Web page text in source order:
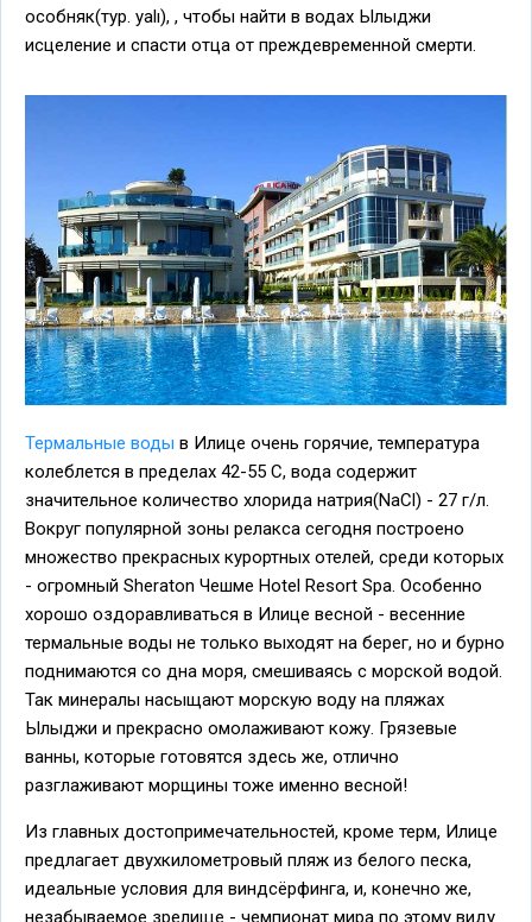
особняк(тур. yalı), , чтобы найти в водах Ылыджи
исцеление и спасти отца от преждевременной смерти.
Термальные воды в Илице очень горячие, температура
колеблется в пределах 42-55 С, вода содержит
значительное количество хлорида натрия(NaCl) - 27 г/л.
Вокруг популярной зоны релакса сегодня построено
множество прекрасных курортных отелей, среди которых
- огромный Sheraton Чешме Hotel Resort Spa. Особенно
хорошо оздоравливаться в Илице весной - весенние
термальные воды не только выходят на берег, но и бурно
поднимаются со дна моря, смешиваясь с морской водой.
Так минералы насыщают морскую воду на пляжах
Ылыджи и прекрасно омолаживают кожу. Грязевые
ванны, которые готовятся здесь же, отлично
разглаживают морщины тоже именно весной!
Из главных достопримечательностей, кроме терм, Илице
предлагает двухкилометровый пляж из белого песка,
идеальные условия для виндсёрфинга, и, конечно же,
незабываемое зрелище - чемпионат мира по этому виду